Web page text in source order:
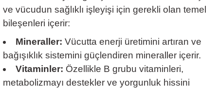
ve vücudun sağlıklı işleyişi için gerekli olan temel
bileşenleri içerir:
Mineraller: Vücutta enerji üretimini artıran ve
bağışıklık sistemini güçlendiren mineraller içerir.
Vitaminler: Özellikle B grubu vitaminleri,
metabolizmayı destekler ve yorgunluk hissini